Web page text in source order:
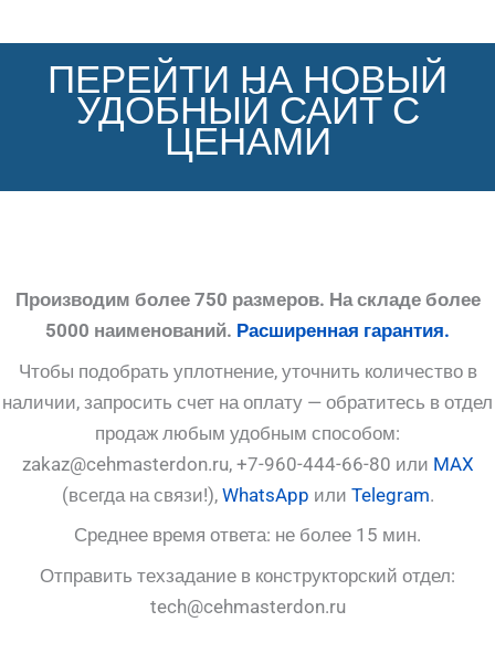
ПЕРЕЙТИ НА НОВЫЙ
УДОБНЫЙ САЙТ С
ЦЕНАМИ
Производим более 750 размеров. На складе более
5000 наименований. Расширенная гарантия.
Чтобы подобрать уплотнение, уточнить количество в
наличии, запросить счет на оплату — обратитесь в отдел
продаж любым удобным способом:
zakaz@cehmasterdon.ru, +7-960-444-66-80 или MAX
(всегда на связи!), WhatsApp или Telegram.
Среднее время ответа: не более 15 мин.
Отправить техзадание в конструкторский отдел:
tech@cehmasterdon.ru